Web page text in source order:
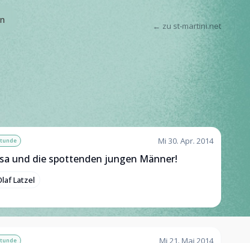
← zu st-martini.net
Mi 30. Apr. 2014
und die spottenden jungen Männer!
Latzel
Mi 21. Mai 2014